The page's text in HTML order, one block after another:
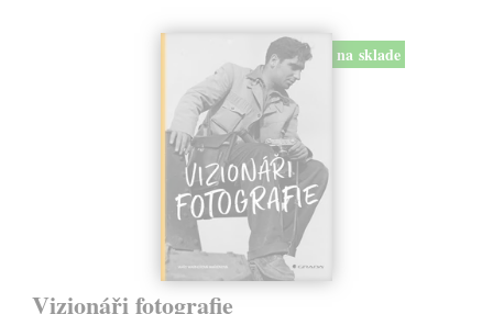
na sklade
Vizionáři fotografie